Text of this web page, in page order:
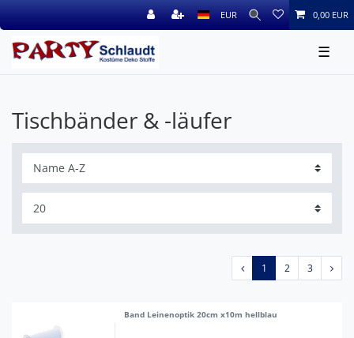
EUR 0,00 EUR
☰
Tischbänder & -läufer
1 2 3
Band Leinenoptik 20cm x10m hellblau